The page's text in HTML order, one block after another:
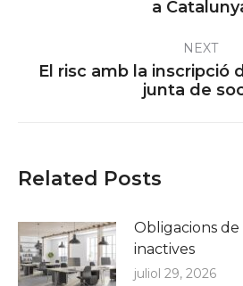
post:
a
NEXT
Next
post:
El risc amb la inscripció
junta de
Related Posts
Obligacions de
inactives
juliol 29, 2026